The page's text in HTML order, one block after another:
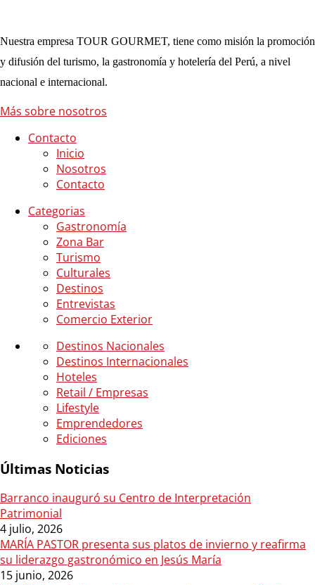
Nuestra empresa TOUR GOURMET, tiene como misión la promoción
y difusión del turismo, la gastronomía y hotelería del Perú, a nivel
nacional e internacional.
Más sobre nosotros
Contacto
Inicio
Nosotros
Contacto
Categorias
Gastronomía
Zona Bar
Turismo
Culturales
Destinos
Entrevistas
Comercio Exterior
Destinos Nacionales
Destinos Internacionales
Hoteles
Retail / Empresas
Lifestyle
Emprendedores
Ediciones
Últimas Noticias
Barranco inauguró su Centro de Interpretación
Patrimonial
4 julio, 2026
MARÍA PASTOR presenta sus platos de invierno y reafirma
su liderazgo gastronómico en Jesús María
15 junio, 2026